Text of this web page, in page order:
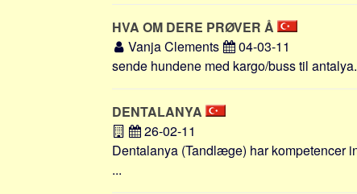
HVA OM DERE PRØVER Å
Vanja Clements
04-03-11
sende hundene med kargo/buss til
DENTALANYA
26-02-11
Dentalanya (Tandlæge) har kompetencer
...